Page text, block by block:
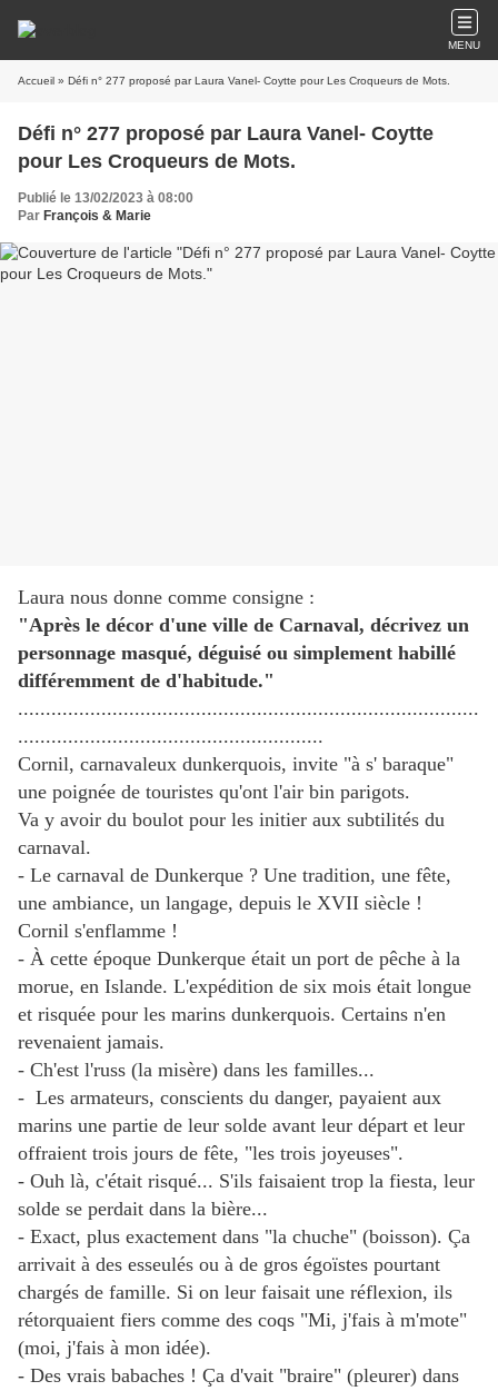
MENU
Accueil » Défi n° 277 proposé par Laura Vanel- Coytte pour Les Croqueurs de Mots.
Défi n° 277 proposé par Laura Vanel- Coytte
pour Les Croqueurs de Mots.
Publié le 13/02/2023 à 08:00
Par François & Marie
Laura nous donne comme consigne :
"Après le décor d'une ville de Carnaval, décrivez un
personnage masqué, déguisé ou simplement habillé
différemment de d'habitude."
...................................................................................
.......................................................
Cornil, carnavaleux dunkerquois, invite "à s' baraque"
une poignée de touristes qu'ont l'air bin parigots.
Va y avoir du boulot pour les initier aux subtilités du
carnaval.
- Le carnaval de Dunkerque ? Une tradition, une fête,
une ambiance, un langage, depuis le XVII siècle !
Cornil s'enflamme !
- À cette époque Dunkerque était un port de pêche à la
morue, en Islande. L'expédition de six mois était longue
et risquée pour les marins dunkerquois. Certains n'en
revenaient jamais.
- Ch'est l'russ (la misère) dans les familles...
- Les armateurs, conscients du danger, payaient aux
marins une partie de leur solde avant leur départ et leur
offraient trois jours de fête, "les trois joyeuses".
- Ouh là, c'était risqué... S'ils faisaient trop la fiesta, leur
solde se perdait dans la bière...
- Exact, plus exactement dans "la chuche" (boisson). Ça
arrivait à des esseulés ou à de gros égoïstes pourtant
chargés de famille. Si on leur faisait une réflexion, ils
rétorquaient fiers comme des coqs "Mi, j'fais à m'mote"
(moi, j'fais à mon idée).
- Des vrais babaches ! Ça d'vait "braire" (pleurer) dans